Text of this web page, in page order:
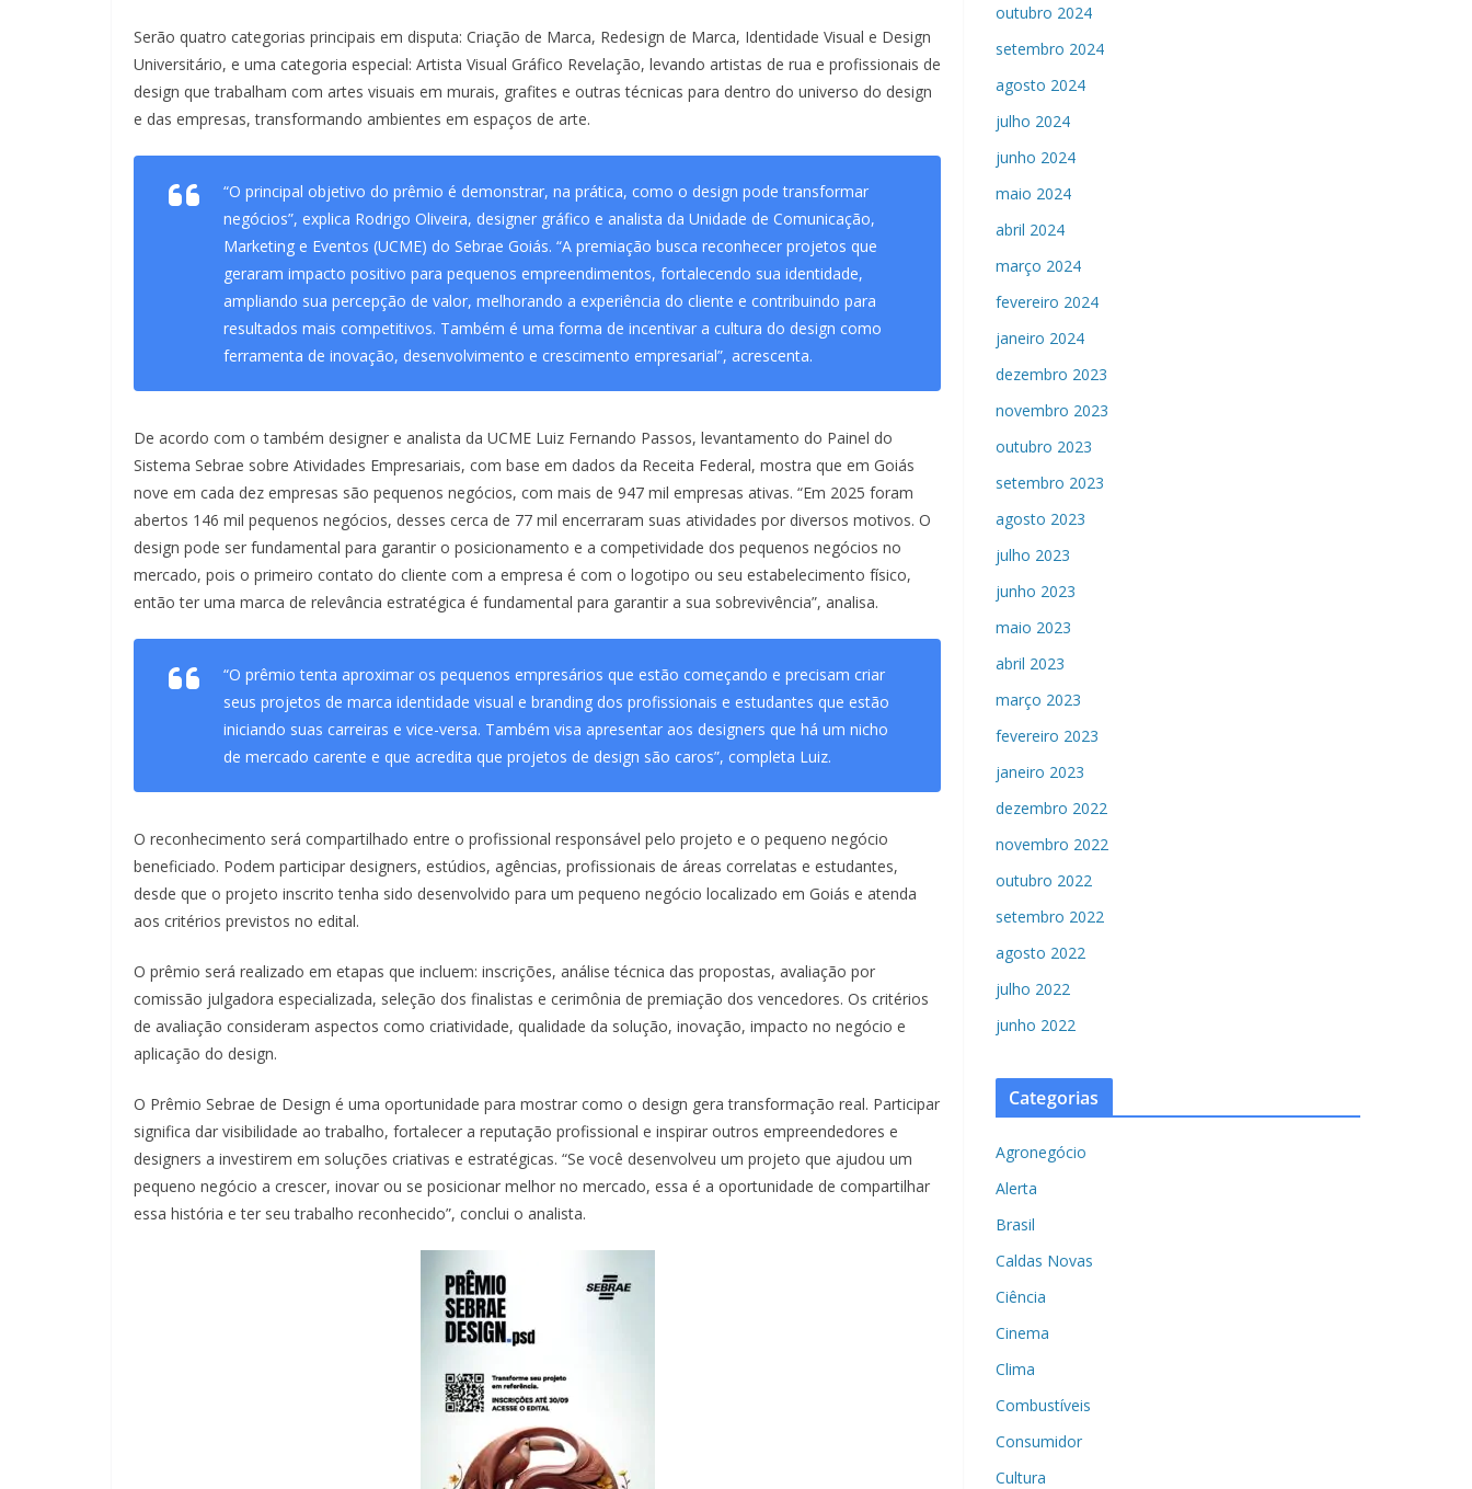
Serão quatro categorias principais em disputa: Criação de Marca, Redesign de Marca, Identidade Visual e Design
Universitário, e uma categoria especial: Artista Visual Gráfico Revelação, levando artistas de rua e profissionais de
design que trabalham com artes visuais em murais, grafites e outras técnicas para dentro do universo do design
e das empresas, transformando ambientes em espaços de arte.
“O principal objetivo do prêmio é demonstrar, na prática, como o design pode transformar
negócios”, explica Rodrigo Oliveira, designer gráfico e analista da Unidade de Comunicação,
Marketing e Eventos (UCME) do Sebrae Goiás. “A premiação busca reconhecer projetos que
geraram impacto positivo para pequenos empreendimentos, fortalecendo sua identidade,
ampliando sua percepção de valor, melhorando a experiência do cliente e contribuindo para
resultados mais competitivos. Também é uma forma de incentivar a cultura do design como
ferramenta de inovação, desenvolvimento e crescimento empresarial”, acrescenta.
De acordo com o também designer e analista da UCME Luiz Fernando Passos, levantamento do Painel do
Sistema Sebrae sobre Atividades Empresariais, com base em dados da Receita Federal, mostra que em Goiás
nove em cada dez empresas são pequenos negócios, com mais de 947 mil empresas ativas. “Em 2025 foram
abertos 146 mil pequenos negócios, desses cerca de 77 mil encerraram suas atividades por diversos motivos. O
design pode ser fundamental para garantir o posicionamento e a competividade dos pequenos negócios no
mercado, pois o primeiro contato do cliente com a empresa é com o logotipo ou seu estabelecimento físico,
então ter uma marca de relevância estratégica é fundamental para garantir a sua sobrevivência”, analisa.
“O prêmio tenta aproximar os pequenos empresários que estão começando e precisam criar
seus projetos de marca identidade visual e branding dos profissionais e estudantes que estão
iniciando suas carreiras e vice-versa. Também visa apresentar aos designers que há um nicho
de mercado carente e que acredita que projetos de design são caros”, completa Luiz.
O reconhecimento será compartilhado entre o profissional responsável pelo projeto e o pequeno negócio
beneficiado. Podem participar designers, estúdios, agências, profissionais de áreas correlatas e estudantes,
desde que o projeto inscrito tenha sido desenvolvido para um pequeno negócio localizado em Goiás e atenda
aos critérios previstos no edital.
O prêmio será realizado em etapas que incluem: inscrições, análise técnica das propostas, avaliação por
comissão julgadora especializada, seleção dos finalistas e cerimônia de premiação dos vencedores. Os critérios
de avaliação consideram aspectos como criatividade, qualidade da solução, inovação, impacto no negócio e
aplicação do design.
O Prêmio Sebrae de Design é uma oportunidade para mostrar como o design gera transformação real. Participar
significa dar visibilidade ao trabalho, fortalecer a reputação profissional e inspirar outros empreendedores e
designers a investirem em soluções criativas e estratégicas. “Se você desenvolveu um projeto que ajudou um
pequeno negócio a crescer, inovar ou se posicionar melhor no mercado, essa é a oportunidade de compartilhar
essa história e ter seu trabalho reconhecido”, conclui o analista.
outubro 2024
setembro 2024
agosto 2024
julho 2024
junho 2024
maio 2024
abril 2024
março 2024
fevereiro 2024
janeiro 2024
dezembro 2023
novembro 2023
outubro 2023
setembro 2023
agosto 2023
julho 2023
junho 2023
maio 2023
abril 2023
março 2023
fevereiro 2023
janeiro 2023
dezembro 2022
novembro 2022
outubro 2022
setembro 2022
agosto 2022
julho 2022
junho 2022
Categorias
Agronegócio
Alerta
Brasil
Caldas Novas
Ciência
Cinema
Clima
Combustíveis
Consumidor
Cultura